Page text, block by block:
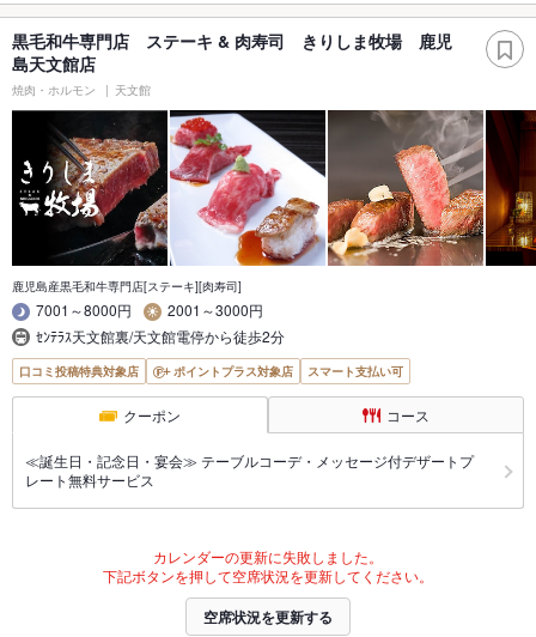
黒毛和牛専門店 ステーキ & 肉寿司 きりしま牧場 鹿児
島天文館店
焼肉・ホルモン 天文館
鹿児島産黒毛和牛専門店[ステーキ][肉寿司]
7001～8000円
2001～3000円
ｾﾝﾃﾗｽ天文館裏/天文館電停から徒歩2分
口コミ投稿特典対象店 ポイントプラス対象店 スマート支払い可
クーポン コース
≪誕生日・記念日・宴会≫ テーブルコーデ・メッセージ付デザートプ
レート無料サービス
カレンダーの更新に失敗しました。
下記ボタンを押して空席状況を更新してください。
空席状況を更新する